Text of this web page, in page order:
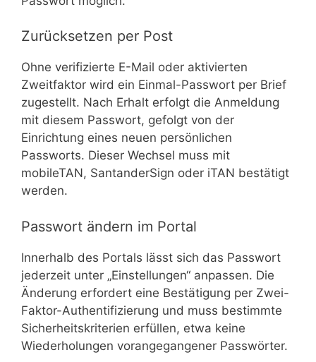
Zurücksetzen per Post
Ohne verifizierte E-Mail oder aktivierten
Zweitfaktor wird ein Einmal-Passwort per Brief
zugestellt. Nach Erhalt erfolgt die Anmeldung
mit diesem Passwort, gefolgt von der
Einrichtung eines neuen persönlichen
Passworts. Dieser Wechsel muss mit
mobileTAN, SantanderSign oder iTAN bestätigt
werden.
Passwort ändern im Portal
Innerhalb des Portals lässt sich das Passwort
jederzeit unter „Einstellungen“ anpassen. Die
Änderung erfordert eine Bestätigung per Zwei-
Faktor-Authentifizierung und muss bestimmte
Sicherheitskriterien erfüllen, etwa keine
Wiederholungen vorangegangener Passwörter.